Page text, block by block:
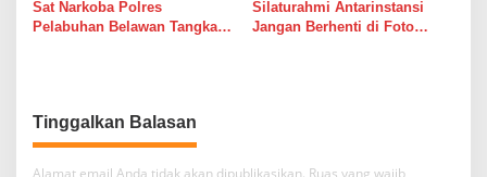
Sat Narkoba Polres
Pelabuhan Belawan Tangkap
Silaturahmi Antarinstansi
Jangan Berhenti di Foto
Tinggalkan Balasan
Alamat email Anda tidak akan dipublikasikan. Ruas yang wajib